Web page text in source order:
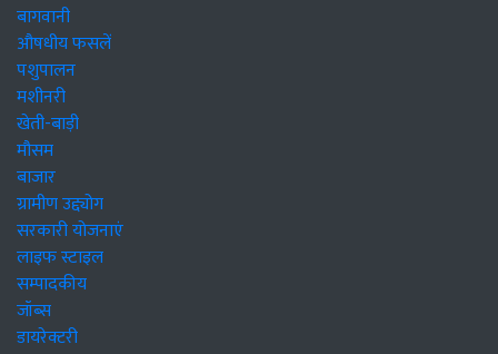
बागवानी
औषधीय फसलें
पशुपालन
मशीनरी
खेती-बाड़ी
मौसम
बाजार
ग्रामीण उद्द्योग
सरकारी योजनाएं
लाइफ स्टाइल
सम्पादकीय
जॉब्स
डायरेक्टरी